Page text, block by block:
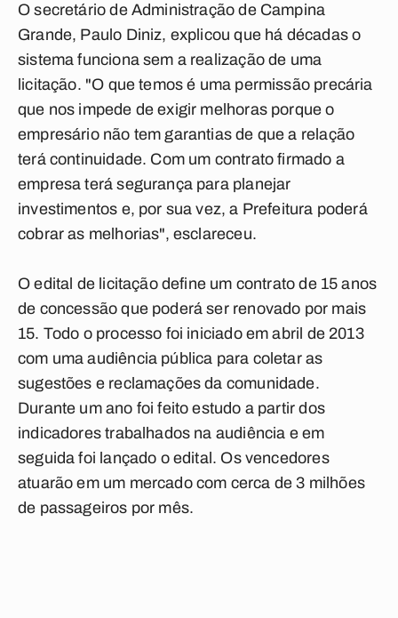
O secretário de Administração de Campina
Grande, Paulo Diniz, explicou que há décadas o
sistema funciona sem a realização de uma
licitação. "O que temos é uma permissão precária
que nos impede de exigir melhoras porque o
empresário não tem garantias de que a relação
terá continuidade. Com um contrato firmado a
empresa terá segurança para planejar
investimentos e, por sua vez, a Prefeitura poderá
cobrar as melhorias", esclareceu.
O edital de licitação define um contrato de 15 anos
de concessão que poderá ser renovado por mais
15. Todo o processo foi iniciado em abril de 2013
com uma audiência pública para coletar as
sugestões e reclamações da comunidade.
Durante um ano foi feito estudo a partir dos
indicadores trabalhados na audiência e em
seguida foi lançado o edital. Os vencedores
atuarão em um mercado com cerca de 3 milhões
de passageiros por mês.